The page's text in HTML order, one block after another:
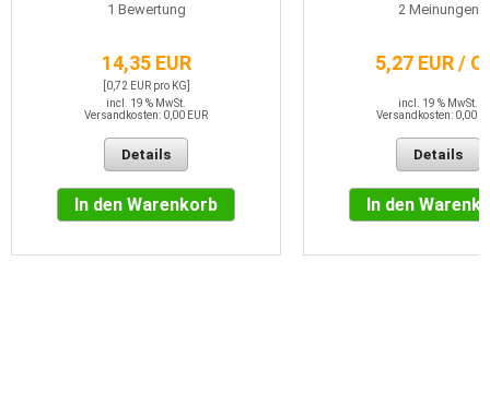
1 Bewertung
14,35 EUR
[0,72 EUR pro KG]
incl. 19 % MwSt.
Versandkosten: 0,00 EUR
Details
In den Warenkorb
2Meinungen
5,27 EUR /
incl. 19 % MwSt.
Versandkosten: 0,00
Details
In den